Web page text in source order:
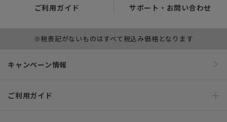
ご利用ガイド サポート・お問い合わせ
※税表記がないものはすべて税込み価格となります
キャンペーン情報
ご利用ガイド